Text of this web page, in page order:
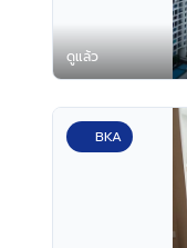
ดูแล้ว
BKA